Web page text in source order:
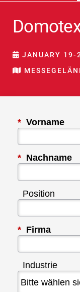
JANUARY 19-
* Vorname
* Nachname
Position
* Firma
Industrie